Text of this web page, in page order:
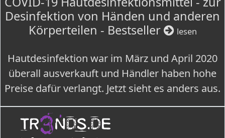
Desinfektion von Händen und anderen
Körperteilen - Bestseller
lesen
Hautdesinfektion war im März und April 2020
überall ausverkauft und Händler haben hohe
Preise dafür verlangt. Jetzt sieht es anders aus.